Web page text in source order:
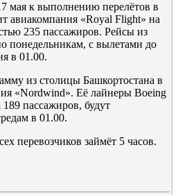
мая к выполнению перелётов в
авиакомпания «Royal Flight» на
235 пассажиров. Рейсы из
понедельникам, с вылетами до
в 01.00.
из столицы Башкортостана в
«Nordwind». Её лайнеры Boeing
пассажиров, будут
в 01.00.
перевозчиков займёт 5 часов.